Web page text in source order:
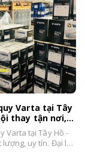
Varta tại Tây
thay tận nơi,
Varta tại Tây Hồ -
lượng, uy tín. Đại lý